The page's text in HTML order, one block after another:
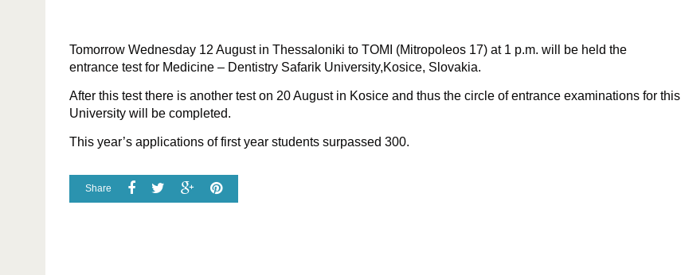
Tomorrow Wednesday 12 August in Thessaloniki to TOMI (Mitropoleos 17) at 1 p.m. will be held the
entrance test for Medicine – Dentistry Safarik University,Kosice, Slovakia.
After this test there is another test on 20 August in Kosice and thus the circle of entrance examinations for this
University will be completed.
This year’s applications of first year students surpassed 300.
Share